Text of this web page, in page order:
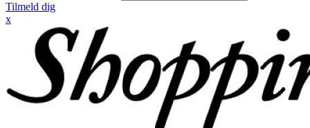
Tilmeld dig
x